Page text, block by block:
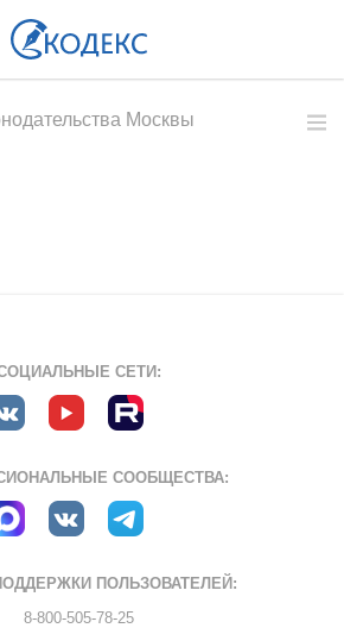
Москвы
СЕТИ:
СООБЩЕСТВА:
ПОЛЬЗОВАТЕЛЕЙ:
8-800-505-78-25